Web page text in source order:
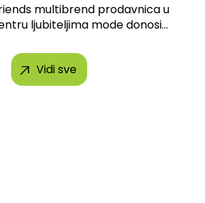
multibrend prodavnica u
ljubiteljima mode donosi...
Vidi sve